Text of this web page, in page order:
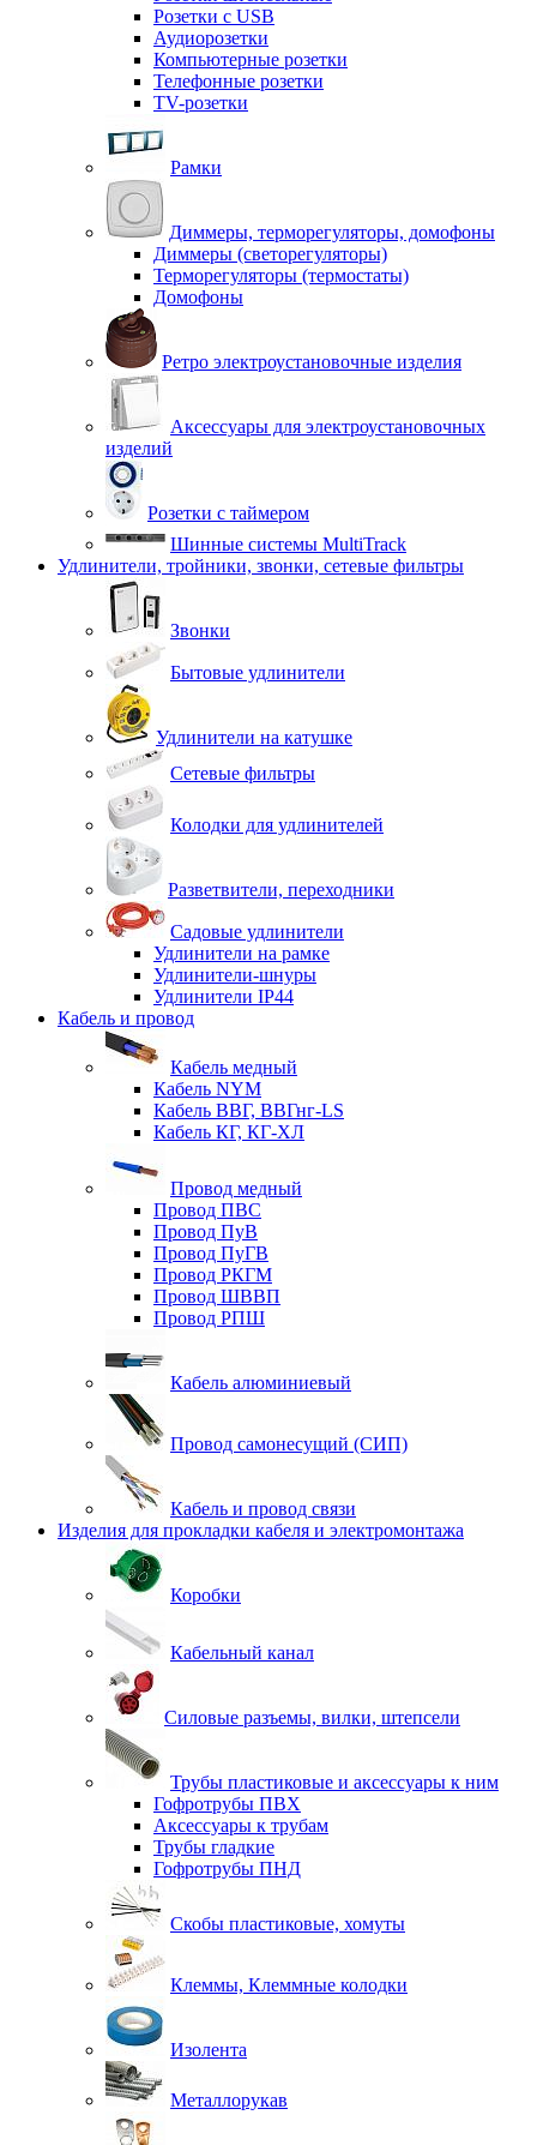
Розетки с USB
Аудиорозетки
Компьютерные розетки
Телефонные розетки
TV-розетки
Рамки
Диммеры, терморегуляторы, домофоны
Диммеры (светорегуляторы)
Терморегуляторы (термостаты)
Домофоны
Ретро электроустановочные изделия
Аксессуары для электроустановочных
изделий
Розетки с таймером
Шинные системы MultiTrack
Удлинители, тройники, звонки, сетевые фильтры
Звонки
Бытовые удлинители
Удлинители на катушке
Сетевые фильтры
Колодки для удлинителей
Разветвители, переходники
Садовые удлинители
Удлинители на рамке
Удлинители-шнуры
Удлинители IP44
Кабель и провод
Кабель медный
Кабель NYM
Кабель ВВГ, ВВГнг-LS
Кабель КГ, КГ-ХЛ
Провод медный
Провод ПВС
Провод ПуВ
Провод ПуГВ
Провод РКГМ
Провод ШВВП
Провод РПШ
Кабель алюминиевый
Провод самонесущий (СИП)
Кабель и провод связи
Изделия для прокладки кабеля и электромонтажа
Коробки
Кабельный канал
Силовые разъемы, вилки, штепсели
Трубы пластиковые и аксессуары к ним
Гофротрубы ПВХ
Аксессуары к трубам
Трубы гладкие
Гофротрубы ПНД
Скобы пластиковые, хомуты
Клеммы, Клеммные колодки
Изолента
Металлорукав